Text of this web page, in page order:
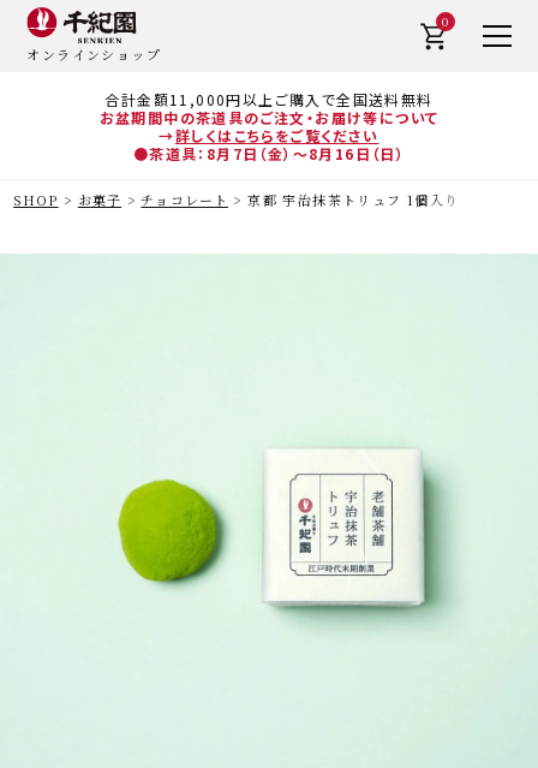
合計金額11,000円以上ご購入で全国送料無料
お盆期間中の茶道具のご注文・お届け等について
→詳しくはこちらをご覧ください
●茶道具：8月7日（金）～8月16日（日）
オンラインショップ
0
SHOP お菓子 チョコレート 京都 宇治抹茶トリュフ 1個入り